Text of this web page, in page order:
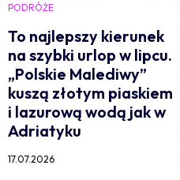
PODRÓŻE
To najlepszy kierunek
na szybki urlop w lipcu.
„Polskie Malediwy”
kuszą złotym piaskiem
i lazurową wodą jak w
Adriatyku
17.07.2026